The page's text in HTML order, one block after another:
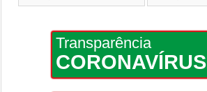
Transparência
CORONAVÍRUS